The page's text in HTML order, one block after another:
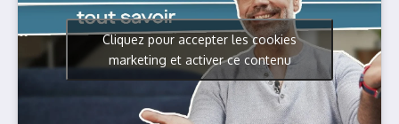
Cliquez pour accepter les cookies
marketing et activer ce contenu